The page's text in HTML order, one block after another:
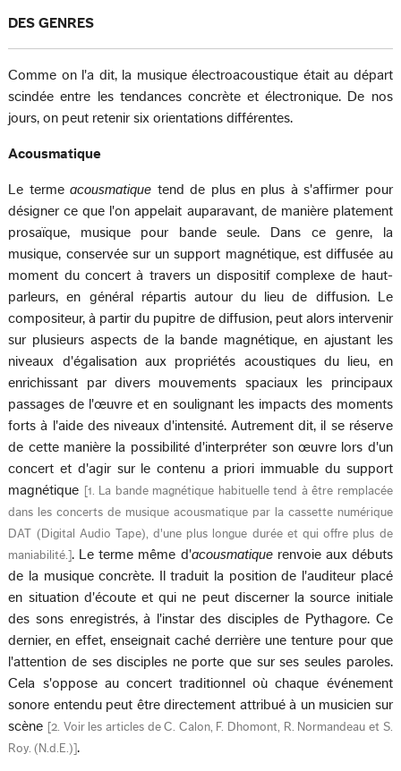
DES GENRES
Comme on l'a dit, la musique électroacoustique était au départ
scindée entre les tendances concrète et électronique. De nos
jours, on peut retenir six orientations différentes.
Acousmatique
Le termeacousmatique tend de plus en plus à s'affirmer pour
désigner ce que l'on appelait auparavant, de manière platement
prosaïque, musique pour bande seule. Dans ce genre, la
musique, conservée sur un support magnétique, est diffusée au
moment du concert à travers un dispositif complexe de haut-
parleurs, en général répartis autour du lieu de diffusion. Le
compositeur, à partir du pupitre de diffusion, peut alors intervenir
sur plusieurs aspects de la bande magnétique, en ajustant les
niveaux d'égalisation aux propriétés acoustiques du lieu, en
enrichissant par divers mouvements spaciaux les principaux
passages de l'œuvre et en soulignant les impacts des moments
forts à l'aide des niveaux d'intensité. Autrement dit, il se réserve
de cette manière la possibilité d'interpréter son œuvre lors d'un
concert et d'agir sur le contenu a priori immuable du support
magnétique
1. La bande magnétique habituelle tend à être remplacée
dans les concerts de musique acousmatique par la cassette numérique
DAT (Digital Audio Tape), d'une plus longue durée et qui offre plus de
maniabilité. ]. Le terme même d'acousmatiquerenvoie aux débuts
de la musique concrète. Il traduit la position de l'auditeur placé
en situation d'écoute et qui ne peut discerner la source initiale
des sons enregistrés, à l'instar des disciples de Pythagore. Ce
dernier, en effet, enseignait caché derrière une tenture pour que
l'attention de ses disciples ne porte que sur ses seules paroles.
Cela s'oppose au concert traditionnel où chaque événement
sonore entendu peut être directement attribué à un musicien sur
scène
2. Voir les articles de C. Calon, F. Dhomont, R. Normandeau et S.
Roy. (N.d.E.) ].